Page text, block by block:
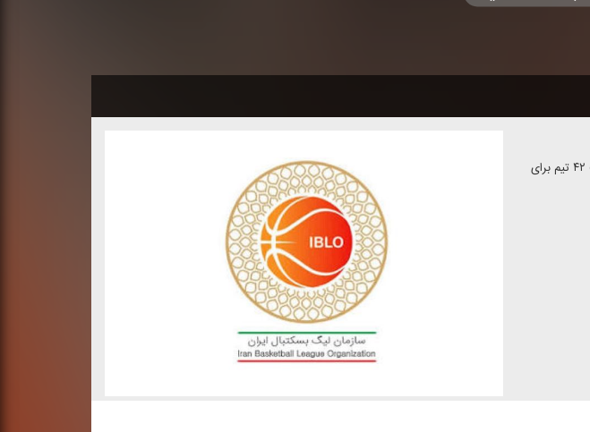
رئیس سازمان لیگ فدراسیون بسكتبال با اشاره به استقبال گسترده باشگاه‌ها از لیگ ملی، از دریافت درخواست ۴۲ تیم برای